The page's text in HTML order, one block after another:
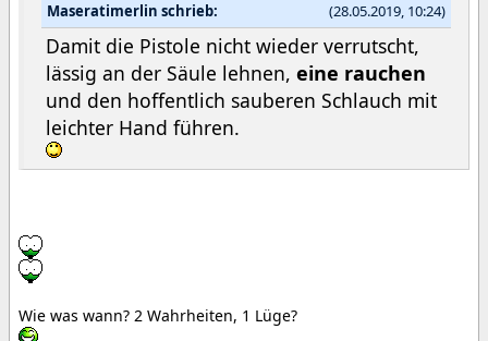
(28.05.2019, 10:24)
Maseratimerlin schrieb:
Damit die Pistole nicht wieder verrutscht,
lässig an der Säule lehnen, eine rauchen
und den hoffentlich sauberen Schlauch mit
leichter Hand führen.
Wie was wann? 2 Wahrheiten, 1 Lüge?